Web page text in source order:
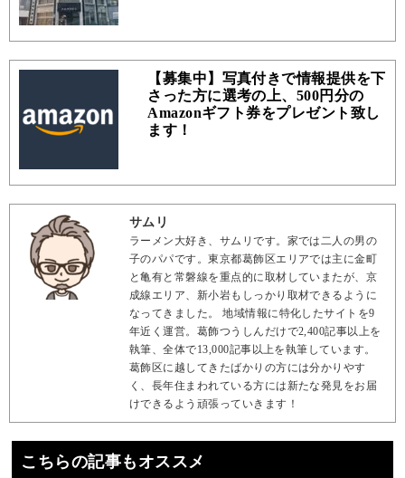
【募集中】写真付きで情報提供を下
さった方に選考の上、500円分の
Amazonギフト券をプレゼント致し
ます！
サムリ
ラーメン大好き、サムリです。家では二人の男の
子のパパです。東京都葛飾区エリアでは主に金町
と亀有と常磐線を重点的に取材していまたが、京
成線エリア、新小岩もしっかり取材できるように
なってきました。 地域情報に特化したサイトを9
年近く運営。葛飾つうしんだけで2,400記事以上を
執筆、全体で13,000記事以上を執筆しています。
葛飾区に越してきたばかりの方には分かりやす
く、長年住まわれている方には新たな発見をお届
けできるよう頑張っていきます！
こちらの記事もオススメ